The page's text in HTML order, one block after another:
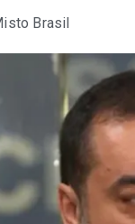
Brasil